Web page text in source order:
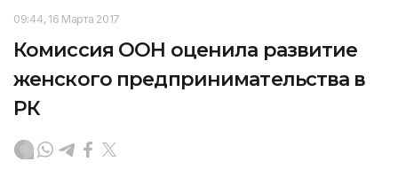
09:44, 16 Марта 2017
Комиссия ООН оценила развитие
женского предпринимательства в
РК